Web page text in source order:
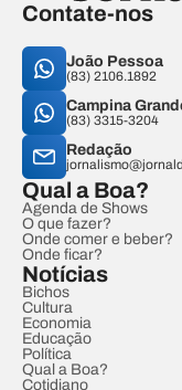
Contate-nos
João Pessoa
(83) 2106.1892
Campina
(83) 3315-3204
Redação
Qual a Boa?
Agenda de Shows
O que fazer?
Onde comer e beber?
Onde ficar?
Notícias
Bichos
Cultura
Economia
Educação
Política
Qual a Boa?
Cotidiano